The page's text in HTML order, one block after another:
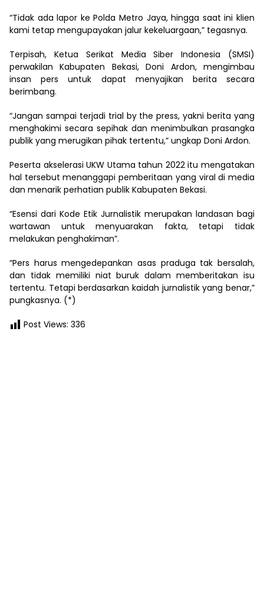
“Tidak ada lapor ke Polda Metro Jaya, hingga saat ini klien
kami tetap mengupayakan jalur kekeluargaan,” tegasnya.
Terpisah, Ketua Serikat Media Siber Indonesia (SMSI)
perwakilan Kabupaten Bekasi, Doni Ardon, mengimbau
insan pers untuk dapat menyajikan berita secara
berimbang.
“Jangan sampai terjadi trial by the press, yakni berita yang
menghakimi secara sepihak dan menimbulkan prasangka
publik yang merugikan pihak tertentu,” ungkap Doni Ardon.
Peserta akselerasi UKW Utama tahun 2022 itu mengatakan
hal tersebut menanggapi pemberitaan yang viral di media
dan menarik perhatian publik Kabupaten Bekasi.
“Esensi dari Kode Etik Jurnalistik merupakan landasan bagi
wartawan untuk menyuarakan fakta, tetapi tidak
melakukan penghakiman”.
“Pers harus mengedepankan asas praduga tak bersalah,
dan tidak memiliki niat buruk dalam memberitakan isu
tertentu. Tetapi berdasarkan kaidah jurnalistik yang benar,”
pungkasnya. (*)
Post Views: 336